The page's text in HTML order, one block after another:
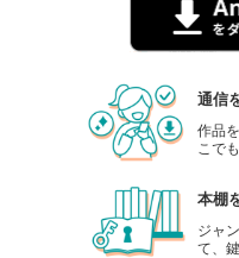
円 (税込)
あらすじを表示
子供の科学
通信
作品
こで
本棚
ジャ
て、